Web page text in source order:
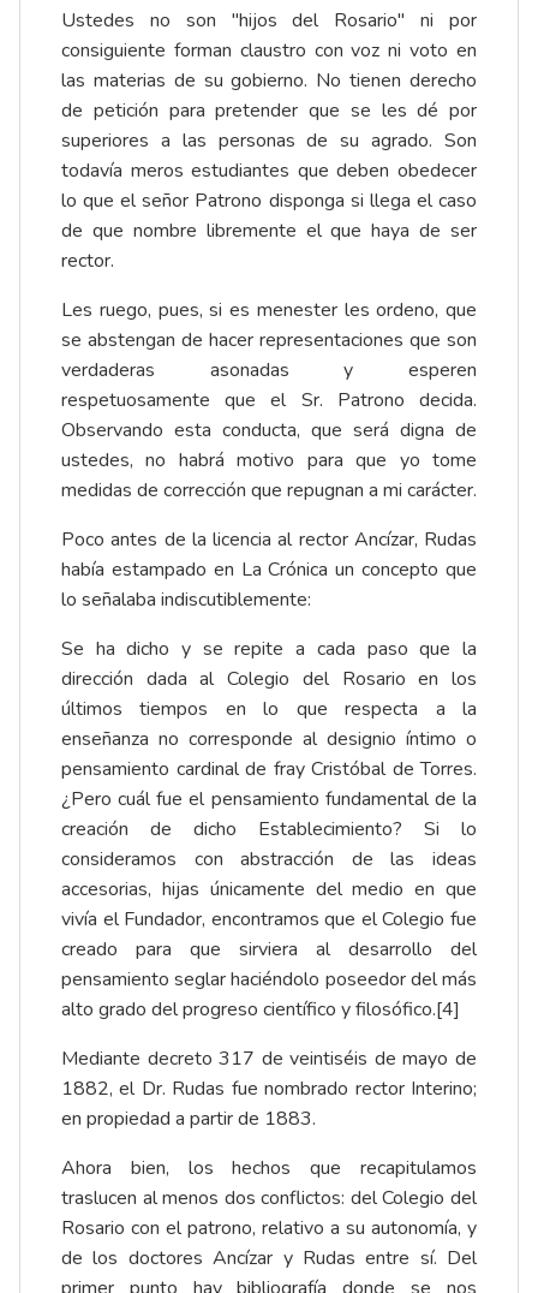
Ustedes no son "hijos del Rosario" ni por
consiguiente forman claustro con voz ni voto en
las materias de su gobierno. No tienen derecho
de petición para pretender que se les dé por
superiores a las personas de su agrado. Son
todavía meros estudiantes que deben obedecer
lo que el señor Patrono disponga si llega el caso
de que nombre libremente el que haya de ser
rector.
Les ruego, pues, si es menester les ordeno, que
se abstengan de hacer representaciones que son
verdaderas asonadas y esperen
respetuosamente que el Sr. Patrono decida.
Observando esta conducta, que será digna de
ustedes, no habrá motivo para que yo tome
medidas de corrección que repugnan a mi carácter.
Poco antes de la licencia al rector Ancízar, Rudas
había estampado en La Crónica un concepto que
lo señalaba indiscutiblemente:
Se ha dicho y se repite a cada paso que la
dirección dada al Colegio del Rosario en los
últimos tiempos en lo que respecta a la
enseñanza no corresponde al designio íntimo o
pensamiento cardinal de fray Cristóbal de Torres.
¿Pero cuál fue el pensamiento fundamental de la
creación de dicho Establecimiento? Si lo
consideramos con abstracción de las ideas
accesorias, hijas únicamente del medio en que
vivía el Fundador, encontramos que el Colegio fue
creado para que sirviera al desarrollo del
pensamiento seglar haciéndolo poseedor del más
alto grado del progreso científico y filosófico.[4]
Mediante decreto 317 de veintiséis de mayo de
1882, el Dr. Rudas fue nombrado rector Interino;
en propiedad a partir de 1883.
Ahora bien, los hechos que recapitulamos
traslucen al menos dos conflictos: del Colegio del
Rosario con el patrono, relativo a su autonomía, y
de los doctores Ancízar y Rudas entre sí. Del